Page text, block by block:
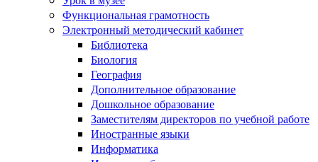
Функциональная грамотность
Электронный методический кабинет
Библиотека
Биология
География
Дополнительное образование
Дошкольное образование
Заместителям директоров по учебной работе
Иностранные языки
Информатика